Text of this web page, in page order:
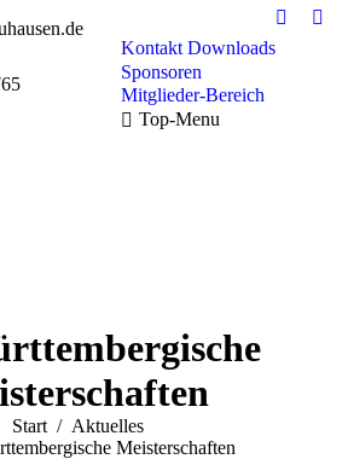
Kontakt Downloads
Sponsoren
Mitglieder-Bereich
Top-Menu
Start
Aktuelles
Meisterschaften